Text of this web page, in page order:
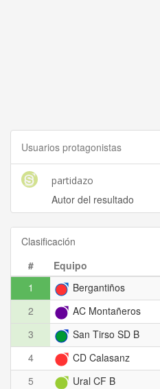
Usuarios protagonistas
partidazo
Autor del resultado
Clasificación
#
Equipo
1
Bergantiños
2
AC Montañeros
3
San Tirso SD B
4
CD Calasanz
5
Ural CF B